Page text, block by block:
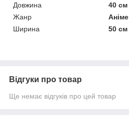
Довжина
40 см
Жанр
Аніме
Ширина
50 см
Відгуки про товар
Ще немає відгуків про цей товар